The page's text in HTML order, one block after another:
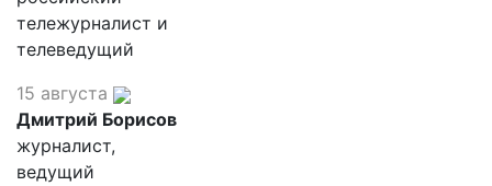
тележурналист и
телеведущий
15 августа
Дмитрий Борисов
журналист,
ведущий